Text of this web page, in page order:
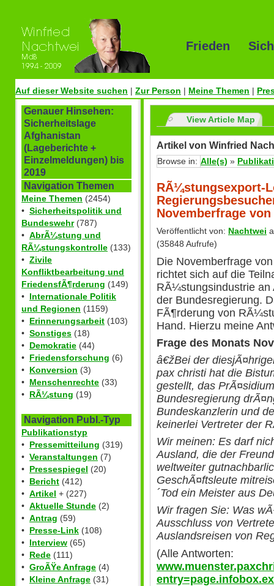
Frieden
Auf dieser Website suchen | Zur Person | Meine Themen |
Genauer Hinsehen:
Sicherheitslage
Afghanistan
(Lageberichte +
Einzelmeldungen) bis
2019
Navigation Themen
Meine Themen (2454)
• Sicherheitspolitik und
Bundeswehr(787)
• AbrÃ¼stung und
RÃ¼stungskontrolle (133)
• Zivile
Konfliktbearbeitung und
FriedensfÃ¶rderung (149)
• Internationale Politik
und Regionen (1159)
• Erinnerungsarbeit (103)
• Sonstiges (18)
• Demokratie (44)
• Friedensforschung (6)
• Konversion (3)
• Menschenrechte (33)
• RÃ¼stung (19)
Navigation Publ.-Typ
Publikationstyp
• Pressemitteilung (319)
• Veranstaltungen (7)
• Pressespiegel (20)
• Bericht (412)
• Artikel + (227)
• Aktuelle Stunde (2)
• Antrag (59)
• Presse-Link (108)
• Interview (65)
• Rede (111)
• GroÃŸe Anfrage (4)
• Kleine Anfrage (31)
View Article Map
Artikel von Winfried
Browse in: Alle(s) »
RÃ¼stungsexport-
Novemberfrage
Veröffentlicht von: Nachtwei
(35848 Aufrufe)
Die Novemberfrage
richtet sich auf die
RÃ¼stungsindustrie an
der Bundesregierung.
FÃ¶rderung von
Hand. Hierzu meine
Frage des Monats
â€žBei der
pax christi hat die
gestellt, das
Bundesregierung
Bundeskanzlerin und
keinerlei Vertreter der
Wir meinen: Es darf
Ausland, die der
weltweiter
GeschÃ¤ftsleute
´Tod ein Meister aus
Wir fragen Sie: Was
Ausschluss von
Auslandsreisen von
(Alle Antworten: